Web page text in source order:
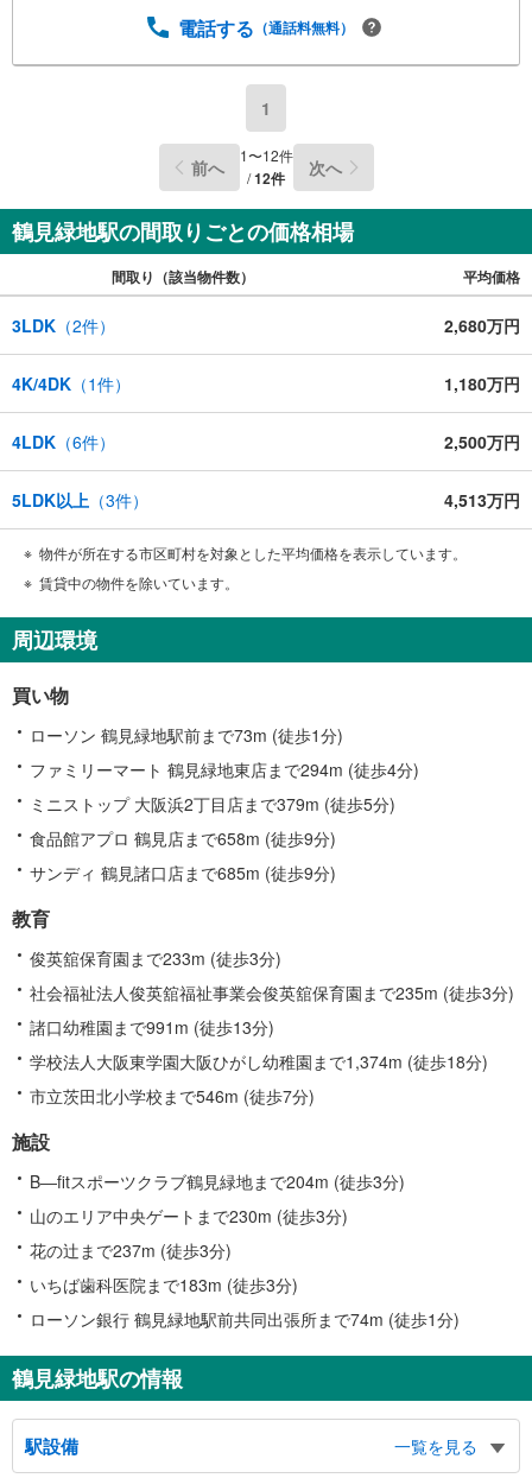
電話する （通話料無料）
1
前へ 1〜12件
/12件 次へ
鶴見緑地駅の間取りごとの価格相場
間取り（該当物件数） 平均価格
3LDK （2件） 2,680万円
4K/4DK （1件） 1,180万円
4LDK （6件） 2,500万円
5LDK以上 （3件） 4,513万円
物件が所在する市区町村を対象とした平均価格を表示しています。
賃貸中の物件を除いています。
周辺環境
買い物
ローソン 鶴見緑地駅前まで73m (徒歩1分)
ファミリーマート 鶴見緑地東店まで294m (徒歩4分)
ミニストップ 大阪浜2丁目店まで379m (徒歩5分)
食品館アプロ 鶴見店まで658m (徒歩9分)
サンディ 鶴見諸口店まで685m (徒歩9分)
教育
俊英舘保育園まで233m (徒歩3分)
社会福祉法人俊英舘福祉事業会俊英舘保育園まで235m (徒歩3分)
諸口幼稚園まで991m (徒歩13分)
学校法人大阪東学園大阪ひがし幼稚園まで1,374m (徒歩18分)
市立茨田北小学校まで546m (徒歩7分)
施設
B―fitスポーツクラブ鶴見緑地まで204m (徒歩3分)
山のエリア中央ゲートまで230m (徒歩3分)
花の辻まで237m (徒歩3分)
いちば歯科医院まで183m (徒歩3分)
ローソン銀行 鶴見緑地駅前共同出張所まで74m (徒歩1分)
鶴見緑地駅の情報
駅設備
一覧を見る